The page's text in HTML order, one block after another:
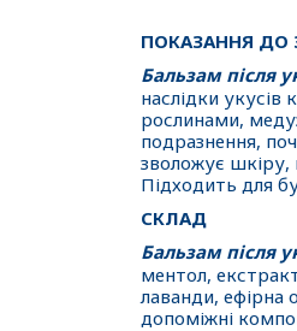
ПОКАЗАННЯ ДО
Бальзам після
наслідки укусів
рослинами,
подразнення,
зволожує
Підходить для
СКЛАД
Бальзам після
ментол,
лаванди, ефірна
допоміжні